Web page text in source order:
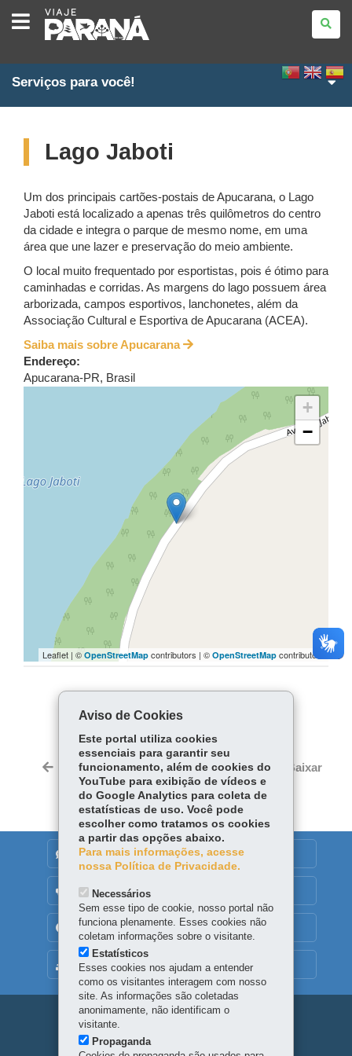
VIAJE
PARANÁ
Serviços para você!
Lago Jaboti
Um dos principais cartões-postais de Apucarana, o Lago
Jaboti está localizado a apenas três quilômetros do centro
da cidade e integra o parque de mesmo nome, em uma
área que une lazer e preservação do meio ambiente.
O local muito frequentado por esportistas, pois é ótimo para
caminhadas e corridas. As margens do lago possuem área
arborizada, campos esportivos, lanchonetes, além da
Associação Cultural e Esportiva de Apucarana (ACEA).
Saiba mais sobre Apucarana
Endereço:
Apucarana-PR, Brasil
+
−
Leaflet | © OpenStreetMap contributors | © OpenStreetMap contributors
Twitter
Voltar Início Imprimir Baixar
MAPA DO SITE
DENUNCIE CORRUPÇÃO
OUVIDORIA
TRANSPARÊNCIA INSTITUCIONAL
Navegação
principal
Aviso de Cookies
Este portal utiliza cookies
essenciais para garantir seu
funcionamento, além de cookies do
YouTube para exibição de vídeos e
do Google Analytics para coleta de
estatísticas de uso. Você pode
escolher como tratamos os cookies
a partir das opções abaixo.
Para mais informações, acesse
nossa Política de Privacidade.
Necessários
Sem esse tipo de cookie, nosso portal não
funciona plenamente. Esses cookies não
coletam informações sobre o visitante.
Estatísticos
Esses cookies nos ajudam a entender
como os visitantes interagem com nosso
site. As informações são coletadas
anonimamente, não identificam o
visitante.
Propaganda